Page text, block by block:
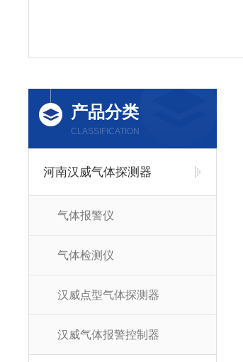
产品分类
CLASSIFICATION
河南汉威气体探测器
气体报警仪
气体检测仪
汉威点型气体探测器
汉威气体报警控制器